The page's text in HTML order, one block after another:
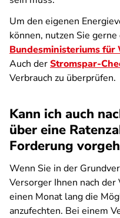
Um den eigenen
können, nutzen Sie gerne
Bundesministeriums
Auch derStromspar-
Verbrauch zu überprüfen.
Kann ich auch
über eine
Forderung
Wenn Sie in der
Versorger Ihnen nach
einen Monat lang die
anzufechten. Bei einem